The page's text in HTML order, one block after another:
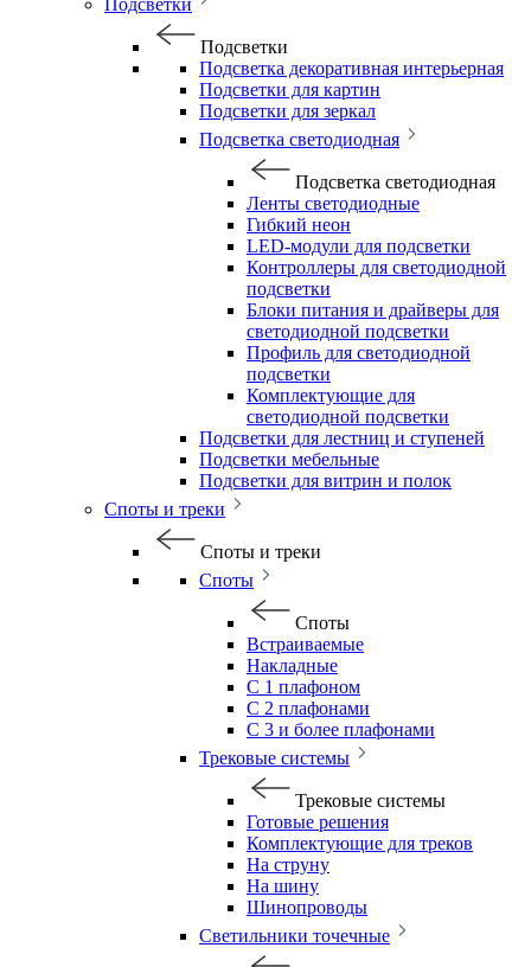
Подсветки
Подсветки
Подсветка декоративная интерьерная
Подсветки для картин
Подсветки для зеркал
Подсветка светодиодная
Подсветка светодиодная
Ленты светодиодные
Гибкий неон
LED-модули для подсветки
Контроллеры для светодиодной
подсветки
Блоки питания и драйверы для
светодиодной подсветки
Профиль для светодиодной
подсветки
Комплектующие для
светодиодной подсветки
Подсветки для лестниц и ступеней
Подсветки мебельные
Подсветки для витрин и полок
Споты и треки
Споты и треки
Споты
Споты
Встраиваемые
Накладные
С 1 плафоном
С 2 плафонами
С 3 и более плафонами
Трековые системы
Трековые системы
Готовые решения
Комплектующие для треков
На струну
На шину
Шинопроводы
Светильники точечные